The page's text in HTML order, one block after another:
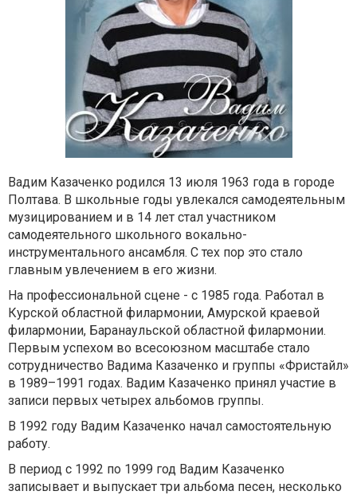
Вадим Казаченко родился 13 июля 1963 года в городе
Полтава. В школьные годы увлекался самодеятельным
музицированием и в 14 лет стал участником
самодеятельного школьного вокально-
инструментального ансамбля. С тех пор это стало
главным увлечением в его жизни.
На профессиональной сцене - с 1985 года. Работал в
Курской областной филармонии, Амурской краевой
филармонии, Баранаульской областной филармонии.
Первым успехом во всесоюзном масштабе стало
сотрудничество Вадима Казаченко и группы «Фристайл»
в 1989–1991 годах. Вадим Казаченко принял участие в
записи первых четырех альбомов группы.
В 1992 году Вадим Казаченко начал самостоятельную
работу.
В период с 1992 по 1999 год Вадим Казаченко
записывает и выпускает три альбома песен, несколько